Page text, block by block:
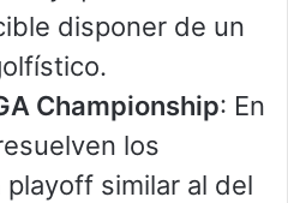
disponer de un
Championship: En
los
similar al del